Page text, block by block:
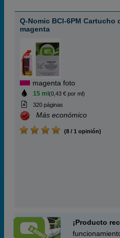
Q-Nomic BCI-6PM Cartucho
magenta
magenta foto
15 ml (0,43 € por ml)
320 páginas
Más económico
(8 / 1 opinión)
¡Producto